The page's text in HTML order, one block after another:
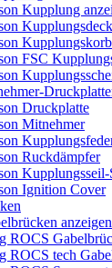
Kupplung
Kupplungskorb
FSC
Druckplatte
Mitnehmer
Ruckdämpfer
Kupplungsseil-
Ignition Cover
anzeigen
ROCS
ROCS tech